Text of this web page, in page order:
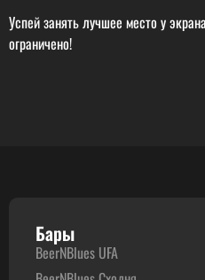
Успей занять лучшее место у
ограничено!
Бары
BeerNBlues UFA